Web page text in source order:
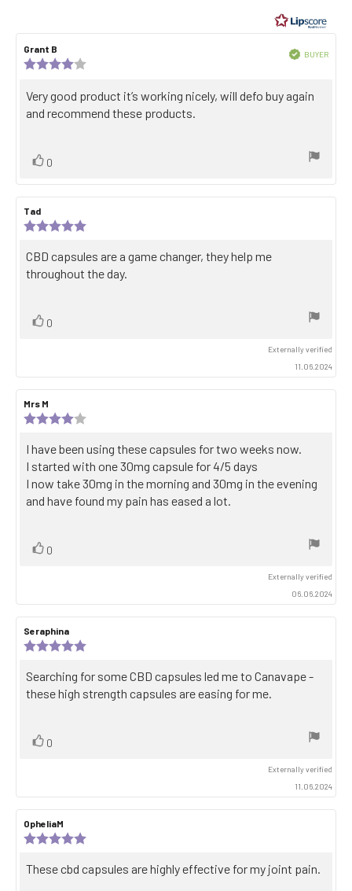
of
5
stars
Review
author:
Grant B
date:
out
of
BUYER
Review
text:
Very good product it’s working nicely, will defo buy again
and recommend these products.
Vote
0
Review
author:
Tad
date:
out
of
Review
text:
CBD capsules are a game changer, they help me
throughout the day.
Vote
0
Externally verified
11.06.2024
Review
author:
Mrs M
date:
out
of
5
stars
Review
text:
I have been using these capsules for two weeks now.
I started with one 30mg capsule for 4/5 days
I now take 30mg in the morning and 30mg in the evening
and have found my pain has eased a lot.
Vote
0
Externally verified
06.06.2024
Review
author:
Seraphina
date:
out
of
Review
text:
Searching for some CBD capsules led me to Canavape -
these high strength capsules are easing for me.
Vote
0
Externally verified
11.06.2024
Review
author:
OpheliaM
date:
out
Review
These cbd capsules are highly effective for my joint pain.